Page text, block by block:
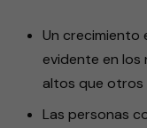
Un crecimiento
evidente en los
altos que otros
Las personas